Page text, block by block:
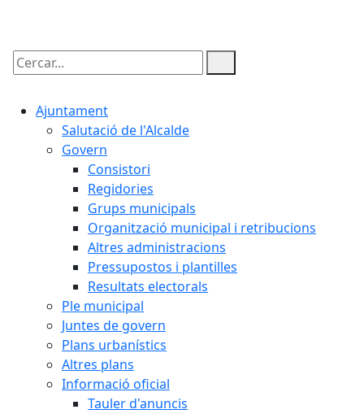
Cercar:
Ajuntament
Salutació de l'Alcalde
Govern
Consistori
Regidories
Grups municipals
Organització municipal i retribucions
Altres administracions
Pressupostos i plantilles
Resultats electorals
Ple municipal
Juntes de govern
Plans urbanístics
Altres plans
Informació oficial
Tauler d'anuncis